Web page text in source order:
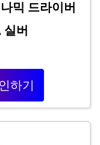
믹 드라이버
버
하기